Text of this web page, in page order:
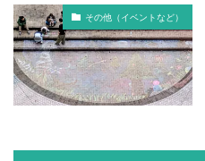
その他（イベントなど）